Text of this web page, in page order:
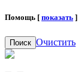
Помощь [ показать ]
Поиск Очистить